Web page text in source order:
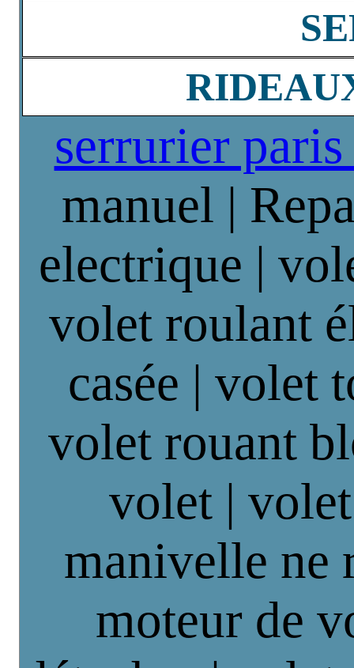
serrurier
manuel |
electrique |
volet roulant
casée | volet
volet rouant
volet |
manivelle ne
moteur de